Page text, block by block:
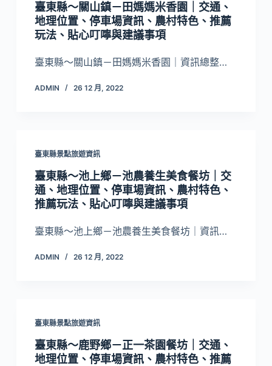
臺東縣～關山鎮－田媽媽米香園｜交通、
地理位置、停車場資訊、農村特色、推薦
玩法、貼心叮嚀與建議事項
臺東縣～關山鎮－田媽媽米香園｜資訊總整…
ADMIN 26 12 月, 2022
臺東縣景點旅遊資訊
臺東縣～池上鄉－池農養生美食餐坊｜交
通、地理位置、停車場資訊、農村特色、
推薦玩法、貼心叮嚀與建議事項
臺東縣～池上鄉－池農養生美食餐坊｜資訊…
ADMIN 26 12 月, 2022
臺東縣景點旅遊資訊
臺東縣～鹿野鄉－正一茶園餐坊｜交通、
地理位置、停車場資訊、農村特色、推薦